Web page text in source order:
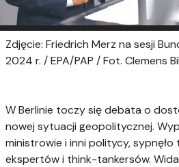
Zdjęcie: Friedrich Merz na sesji
2024 r. / EPA/PAP / Fot. Clemens
W Berlinie toczy się debata o
nowej sytuacji geopolitycznej.
ministrowie i inni politycy,
ekspertów i think-tankersów.